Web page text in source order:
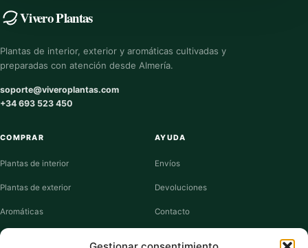
Vivero Plantas
Plantas de interior, exterior y aromáticas cultivadas y
preparadas con atención desde Almería.
soporte@viveroplantas.com
+34 693 523 450
COMPRAR
Plantas de interior
Plantas de exterior
Aromáticas
Suculentas
AYUDA
Envíos
Devoluciones
Contacto